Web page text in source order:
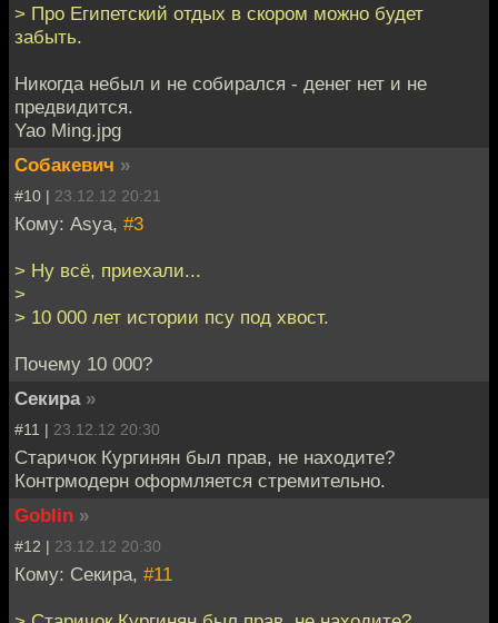
> Про Египетский отдых в скором можно будет
забыть.
Никогда небыл и не собирался - денег нет и не
предвидится.
Yao Ming.jpg
Собакевич »
#10 | 23.12.12 20:21
Кому: Asya, #3
> Ну всё, приехали...
>
> 10 000 лет истории псу под хвост.
Почему 10 000?
Секира »
#11 | 23.12.12 20:30
Старичок Кургинян был прав, не находите?
Контрмодерн оформляется стремительно.
Goblin »
#12 | 23.12.12 20:30
Кому: Секира, #11